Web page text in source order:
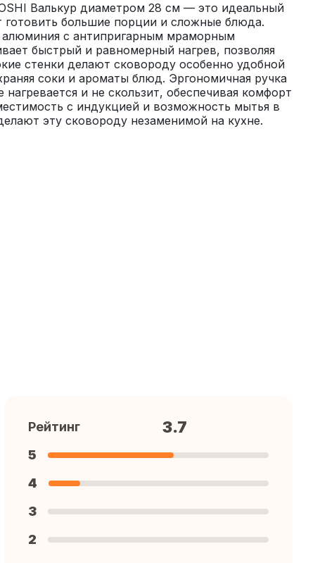
Валькур диаметром 28 см — это идеальный
готовить большие порции и сложные блюда.
алюминия с антипригарным мраморным
быстрый и равномерный нагрев, позволяя
стенки делают сковороду особенно удобной
соки и ароматы блюд. Эргономичная ручка
и не скользит, обеспечивая комфорт
с индукцией и возможность мытья в
эту сковороду незаменимой на кухне.
Рейтинг 3.7
5
4
3
2